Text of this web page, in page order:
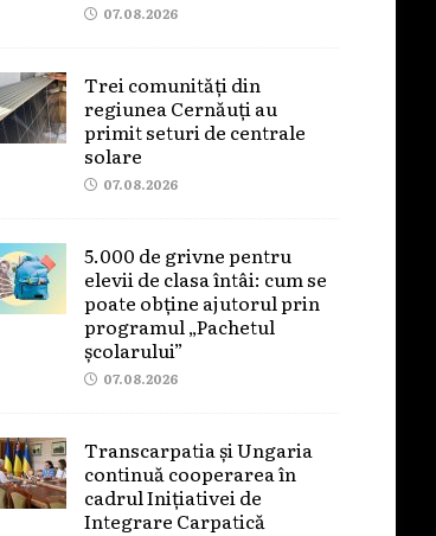
07.08.2026
Trei comunități din
regiunea Cernăuți au
primit seturi de centrale
solare
07.08.2026
5.000 de grivne pentru
elevii de clasa întâi: cum se
poate obține ajutorul prin
programul „Pachetul
școlarului”
07.08.2026
Transcarpatia și Ungaria
continuă cooperarea în
cadrul Inițiativei de
Integrare Carpatică